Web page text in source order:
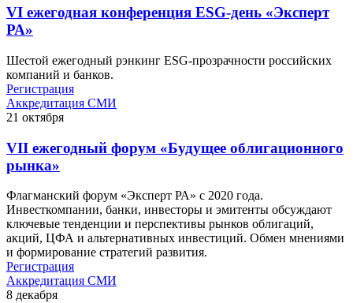
VI ежегодная конференция ESG-день «Эксперт
РА»
Шестой ежегодный рэнкинг ESG-прозрачности российских
компаний и банков.
Регистрация
Аккредитация СМИ
21 октября
VII ежегодный форум «Будущее облигационного
рынка»
Флагманский форум «Эксперт РА» с 2020 года.
Инвесткомпании, банки, инвесторы и эмитенты обсуждают
ключевые тенденции и перспективы рынков облигаций,
акций, ЦФА и альтернативных инвестиций. Обмен мнениями
и формирование стратегий развития.
Регистрация
Аккредитация СМИ
8 декабря